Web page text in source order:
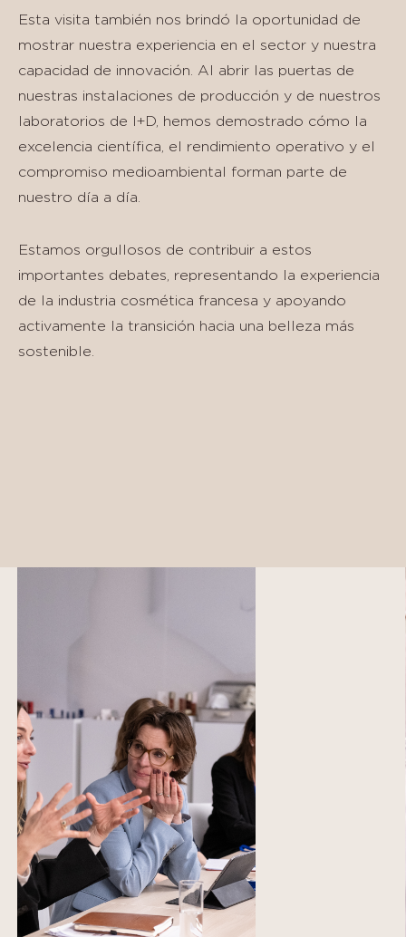
Esta visita también nos brindó la oportunidad de
mostrar nuestra experiencia en el sector y nuestra
capacidad de innovación. Al abrir las puertas de
nuestras instalaciones de producción y de nuestros
laboratorios de I+D, hemos demostrado cómo la
excelencia científica, el rendimiento operativo y el
compromiso medioambiental forman parte de
nuestro día a día.
Estamos orgullosos de contribuir a estos
importantes debates, representando la experiencia
de la industria cosmética francesa y apoyando
activamente la transición hacia una belleza más
sostenible.